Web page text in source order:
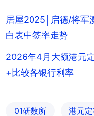
居屋2025│启德/将
白表中签率走势
2026年4月大额港元
+比较各银行利率
01研数所 港元